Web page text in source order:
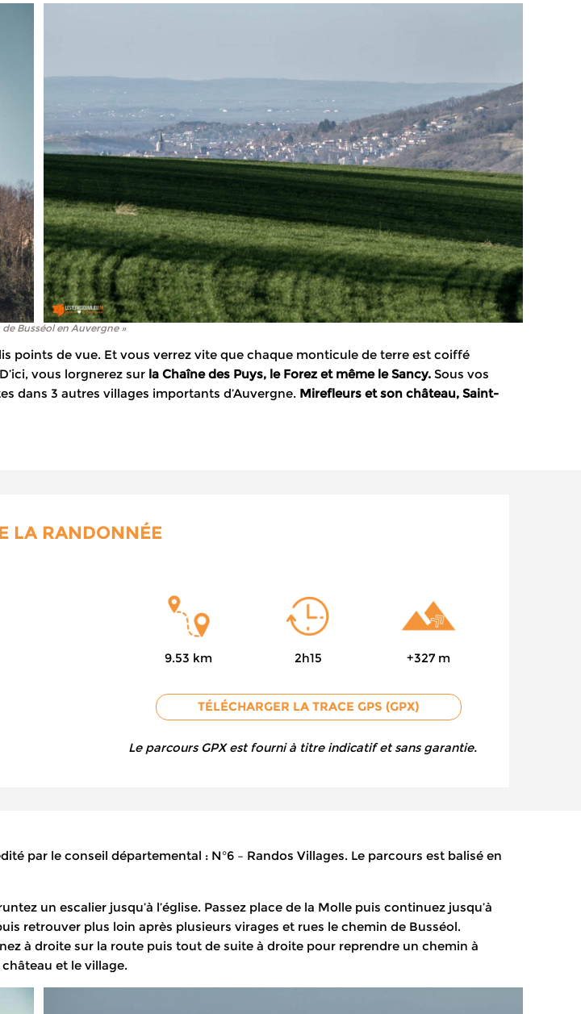
de Busséol en Auvergne »
points de vue. Et vous verrez vite que chaque monticule de terre est coiffé
vous lorgnerez sur la Chaîne des Puys, le Forez et même le Sancy. Sous vos
dans 3 autres villages importants d’Auvergne. Mirefleurs et son château, Saint-
LA RANDONNÉE
9.53 km 2h15 +327 m
TÉLÉCHARGER LA TRACE GPS (GPX)
Le parcours GPX est fourni à titre indicatif et sans garantie.
par le conseil départemental : N°6 – Randos Villages. Le parcours est balisé en
un escalier jusqu’à l’église. Passez place de la Molle puis continuez jusqu’à
retrouver plus loin après plusieurs virages et rues le chemin de Busséol.
à droite sur la route puis tout de suite à droite pour reprendre un chemin à
et le village.